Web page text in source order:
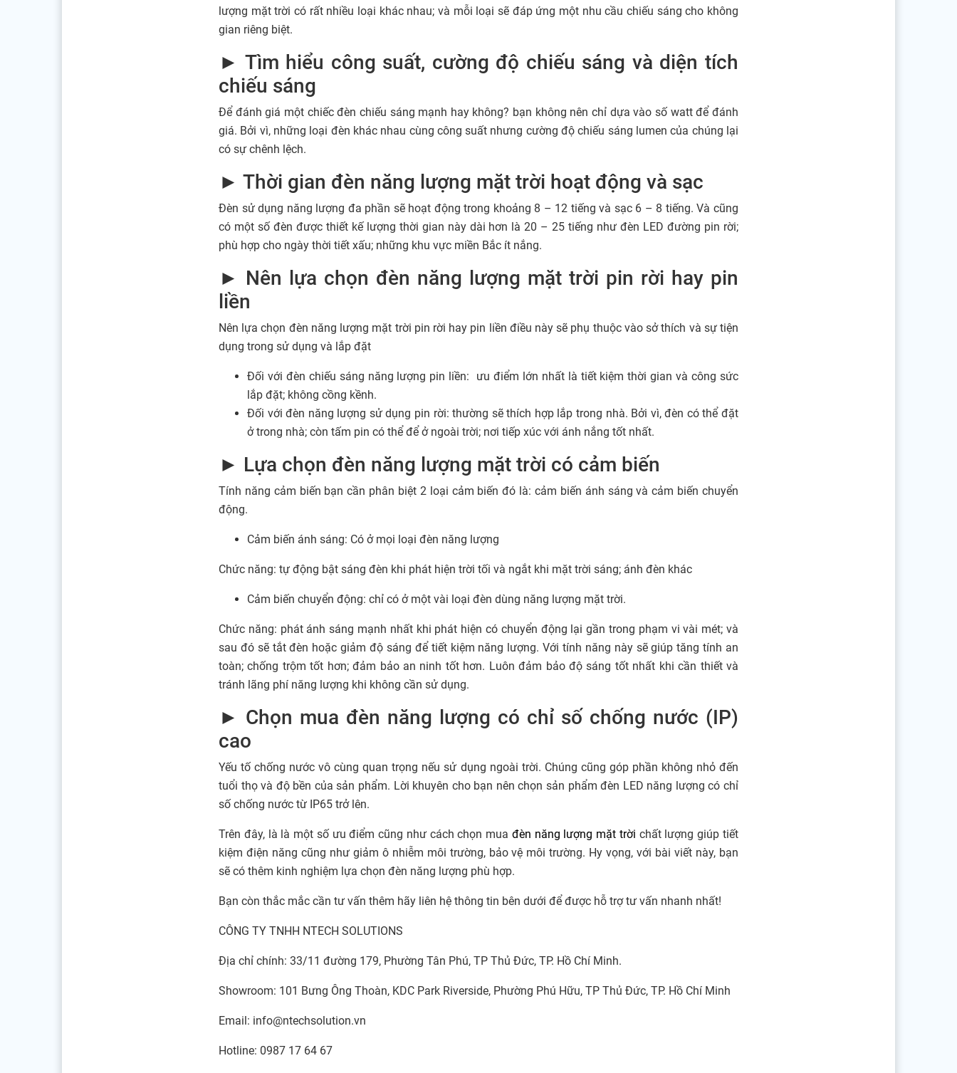
lượng mặt trời có rất nhiều loại khác nhau; và mỗi loại sẽ đáp ứng một nhu cầu chiếu sáng cho không
gian riêng biệt.
► Tìm hiểu công suất, cường độ chiếu sáng và diện tích
chiếu sáng
Để đánh giá một chiếc đèn chiếu sáng mạnh hay không? bạn không nên chỉ dựa vào số watt để đánh
giá. Bởi vì, những loại đèn khác nhau cùng công suất nhưng cường độ chiếu sáng lumen của chúng lại
có sự chênh lệch.
► Thời gian đèn năng lượng mặt trời hoạt động và sạc
Đèn sử dụng năng lượng đa phần sẽ hoạt động trong khoảng 8 – 12 tiếng và sạc 6 – 8 tiếng. Và cũng
có một số đèn được thiết kế lượng thời gian này dài hơn là 20 – 25 tiếng như đèn LED đường pin rời;
phù hợp cho ngày thời tiết xấu; những khu vực miền Bắc ít nắng.
► Nên lựa chọn đèn năng lượng mặt trời pin rời hay pin
liền
Nên lựa chọn đèn năng lượng mặt trời pin rời hay pin liền điều này sẽ phụ thuộc vào sở thích và sự tiện
dụng trong sử dụng và lắp đặt
Đối với đèn chiếu sáng năng lượng pin liền: ưu điểm lớn nhất là tiết kiệm thời gian và công sức
lắp đặt; không cồng kềnh.
Đối với đèn năng lượng sử dụng pin rời: thường sẽ thích hợp lắp trong nhà. Bởi vì, đèn có thể đặt
ở trong nhà; còn tấm pin có thể để ở ngoài trời; nơi tiếp xúc với ánh nắng tốt nhất.
► Lựa chọn đèn năng lượng mặt trời có cảm biến
Tính năng cảm biến bạn cần phân biệt 2 loại cảm biến đó là: cảm biến ánh sáng và cảm biến chuyển
động.
Cảm biến ánh sáng: Có ở mọi loại đèn năng lượng
Chức năng: tự động bật sáng đèn khi phát hiện trời tối và ngắt khi mặt trời sáng; ánh đèn khác
Cảm biến chuyển động: chỉ có ở một vài loại đèn dùng năng lượng mặt trời.
Chức năng: phát ánh sáng mạnh nhất khi phát hiện có chuyển động lại gần trong phạm vi vài mét; và
sau đó sẽ tắt đèn hoặc giảm độ sáng để tiết kiệm năng lượng. Với tính năng này sẽ giúp tăng tính an
toàn; chống trộm tốt hơn; đảm bảo an ninh tốt hơn. Luôn đảm bảo độ sáng tốt nhất khi cần thiết và
tránh lãng phí năng lượng khi không cần sử dụng.
► Chọn mua đèn năng lượng có chỉ số chống nước (IP)
cao
Yếu tố chống nước vô cùng quan trọng nếu sử dụng ngoài trời. Chúng cũng góp phần không nhỏ đến
tuổi thọ và độ bền của sản phẩm. Lời khuyên cho bạn nên chọn sản phẩm đèn LED năng lượng có chỉ
số chống nước từ IP65 trở lên.
Trên đây, là là một số ưu điểm cũng như cách chọn mua đèn năng lượng mặt trời chất lượng giúp tiết
kiệm điện năng cũng như giảm ô nhiễm môi trường, bảo vệ môi trường. Hy vọng, với bài viết này, bạn
sẽ có thêm kinh nghiệm lựa chọn đèn năng lượng phù hợp.
Bạn còn thắc mắc cần tư vấn thêm hãy liên hệ thông tin bên dưới để được hỗ trợ tư vấn nhanh nhất!
CÔNG TY TNHH NTECH SOLUTIONS
Địa chỉ chính: 33/11 đường 179, Phường Tân Phú, TP Thủ Đức, TP. Hồ Chí Minh.
Showroom: 101 Bưng Ông Thoàn, KDC Park Riverside, Phường Phú Hữu, TP Thủ Đức, TP. Hồ Chí Minh
Email: info@ntechsolution.vn
Hotline: 0987 17 64 67